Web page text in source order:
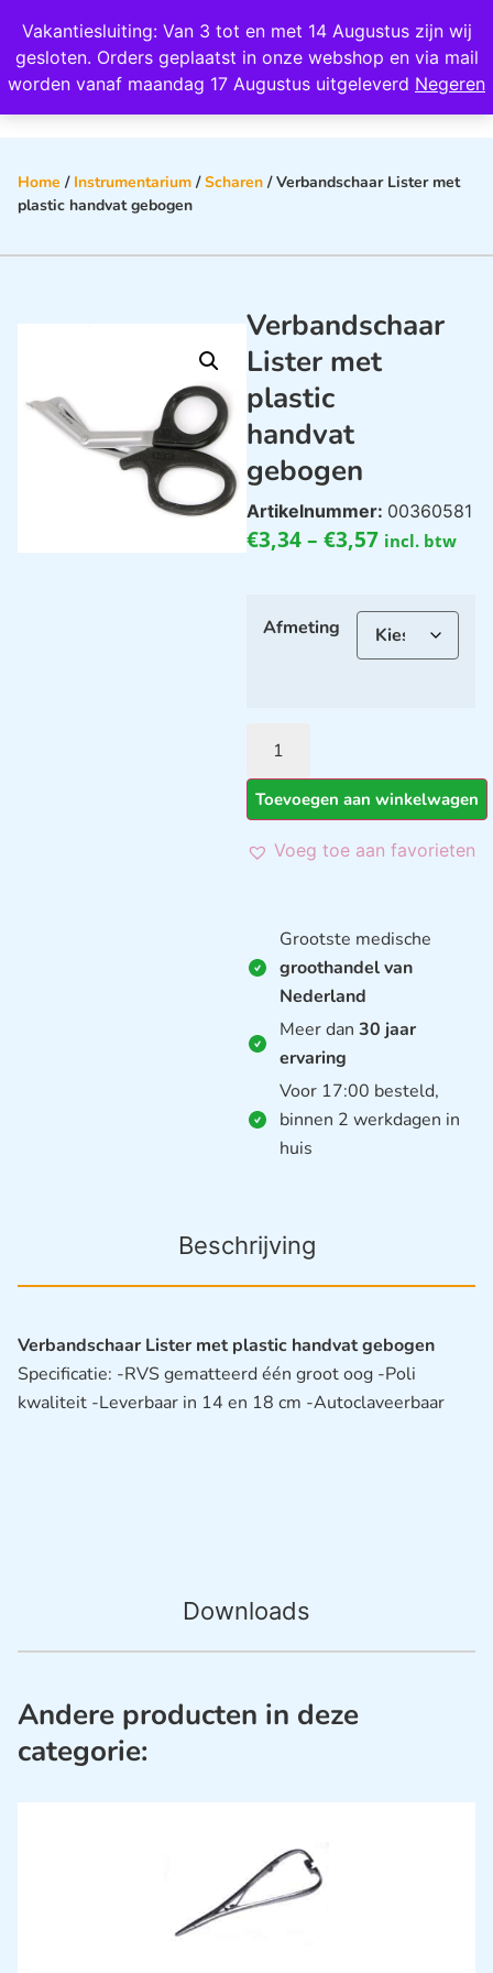
Vakantiesluiting: Van 3 tot en met 14 Augustus zijn wij
gesloten. Orders geplaatst in onze webshop en via mail
worden vanaf maandag 17 Augustus uitgeleverd Negeren
Wij scoren een 4,8 op Google
Home / Instrumentarium /Scharen / Verbandschaar Lister met
plastic handvat gebogen
Verbandschaar
Lister met
plastic
handvat
gebogen
Artikelnummer: 00360581
€3,34– €3,57 incl. btw
Afmeting
Toevoegen aan winkelwagen
Voeg toe aan favorieten
Grootste medische
groothandel van
Nederland
Meer dan 30 jaar
ervaring
Voor 17:00 besteld,
binnen 2 werkdagen in
huis
Beschrijving
Downloads
Verbandschaar Lister met plastic handvat gebogen
Specificatie: -RVS gematteerd één groot oog -Poli
kwaliteit -Leverbaar in 14 en 18 cm -Autoclaveerbaar
Andere producten in deze
categorie: